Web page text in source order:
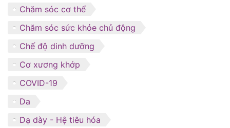
Chăm sóc cơ thể
Chăm sóc sức khỏe chủ động
Chế độ dinh dưỡng
Cơ xương khớp
COVID-19
Da
Dạ dày - Hệ tiêu hóa